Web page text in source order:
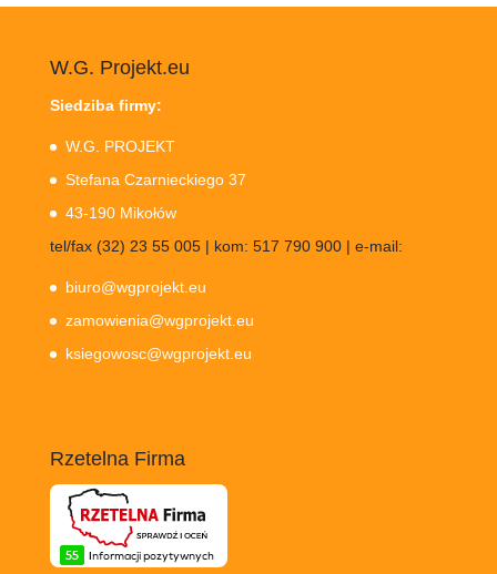
W.G. Projekt.eu
Siedziba firmy:
W.G. PROJEKT
Stefana Czarnieckiego 37
43-190 Mikołów
tel/fax (32) 23 55 005 | kom: 517 790 900 | e-mail:
biuro@wgprojekt.eu
zamowienia@wgprojekt.eu
ksiegowosc@wgprojekt.eu
Rzetelna Firma